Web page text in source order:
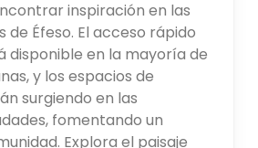
inspiración en las
de Éfeso. El acceso rápido
disponible en la mayoría de
y los espacios de
surgiendo en las
fomentando un
Explora el paisaje